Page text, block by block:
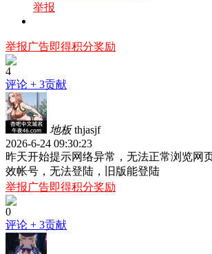
举报
举报广告即得积分奖励
4
评论 + 3贡献
地板 thjasjf
2026-6-24 09:30:23
昨天开始提示网络异常，无法正常浏览网
效帐号，无法登陆，旧版能登陆
举报广告即得积分奖励
0
评论 + 3贡献